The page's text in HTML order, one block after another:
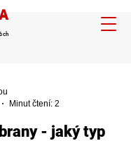
Minut čtení: 2
- jaký typ